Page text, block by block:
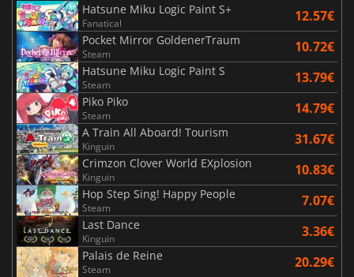
Hatsune Miku Logic Paint S+
Fanatical 12.57€
Pocket Mirror GoldenerTraum
Steam 10.72€
Hatsune Miku Logic Paint S
Steam 13.79€
Piko Piko
Steam 14.79€
A Train All Aboard! Tourism
Kinguin 31.67€
Crimzon Clover World EXplosion
Kinguin 10.83€
Hop Step Sing! Happy People
Steam 7.07€
Last Dance
Kinguin 3.36€
Palais de Reine
Steam 20.29€